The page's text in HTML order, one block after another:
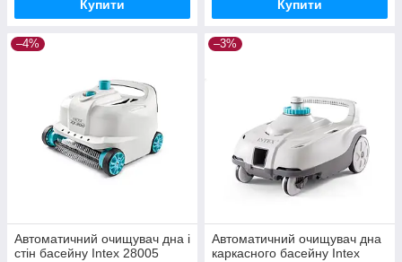
Купити Купити
–4%
Автоматичний очищувач дна і
стін басейну Intex 28005
–3%
Автоматичний очищувач дна
каркасного басейну Intex